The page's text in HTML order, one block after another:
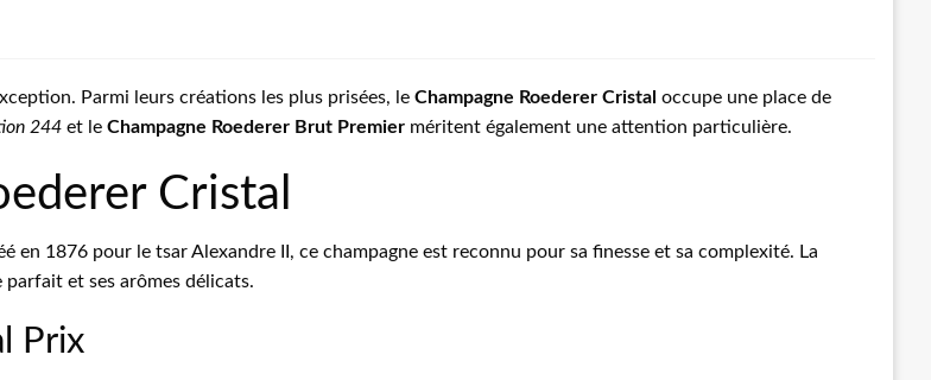
Parmi leurs créations les plus prisées, le Champagne Roederer Cristal occupe une place de
244 et le Champagne Roederer Brut Premier méritent également une attention particulière.
Cristal
en 1876 pour le tsar Alexandre II, ce champagne est reconnu pour sa finesse et sa complexité. La
et ses arômes délicats.
Prix